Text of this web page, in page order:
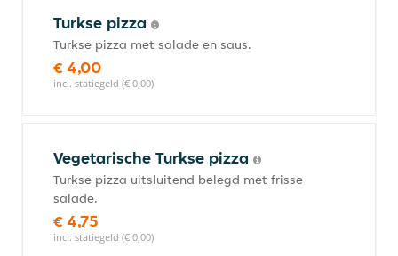
Turkse pizza
Turkse pizza met salade en saus.
€ 4,00
incl. statiegeld (€ 0,00)
Vegetarische Turkse pizza
Turkse pizza uitsluitend belegd met frisse
salade.
€ 4,75
incl. statiegeld (€ 0,00)